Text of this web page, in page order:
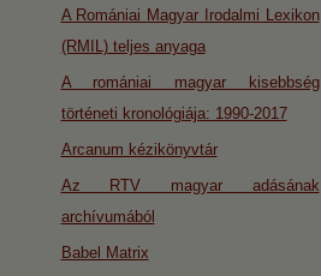
A Romániai Magyar Irodalmi Lexikon
(RMIL) teljes anyaga
A romániai magyar kisebbség
történeti kronológiája: 1990-2017
Arcanum kézikönyvtár
Az RTV magyar adásának
archívumából
Babel Matrix